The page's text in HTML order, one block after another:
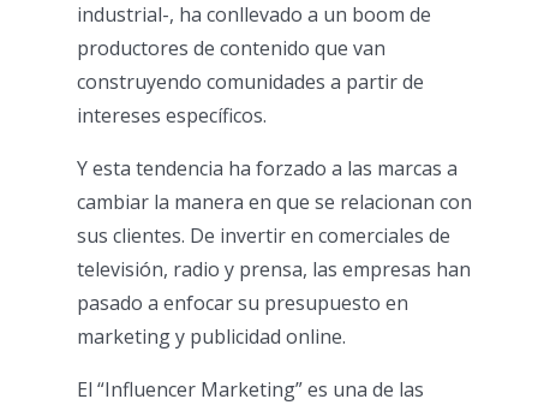
industrial-, ha conllevado a un boom de
productores de contenido que van
construyendo comunidades a partir de
intereses específicos.
Y esta tendencia ha forzado a las marcas a
cambiar la manera en que se relacionan con
sus clientes. De invertir en comerciales de
televisión, radio y prensa, las empresas han
pasado a enfocar su presupuesto en
marketing y publicidad online.
El “Influencer Marketing” es una de las